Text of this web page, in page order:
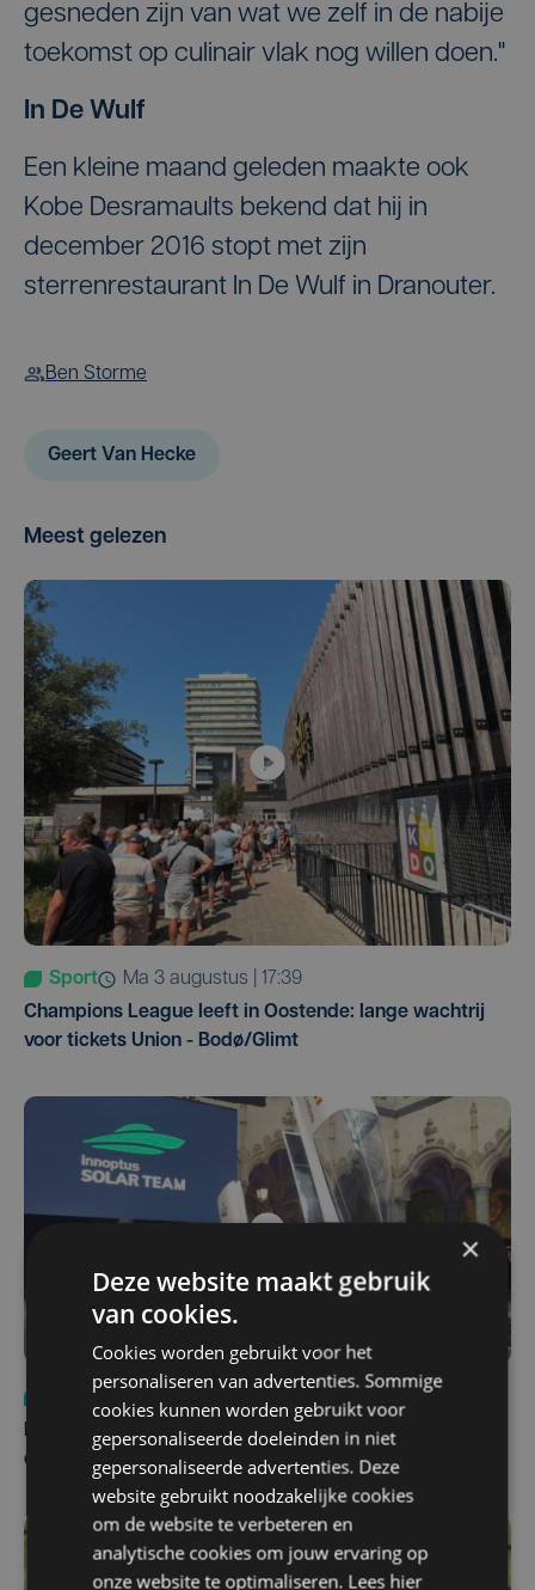
gesneden zijn van wat we zelf in de nabije
toekomst op culinair vlak nog willen doen."
In De Wulf
Een kleine maand geleden maakte ook
Kobe Desramaults bekend dat hij in
december 2016 stopt met zijn
sterrenrestaurant In De Wulf in Dranouter.
Ben Storme
Geert Van Hecke
Meest gelezen
Sport
ma 3 augustus | 17:39
Champions League leeft in Oostende: lange wachtrij
voor tickets Union - Bodø/Glimt
Nieuws
za 1 augustus | 22:36
Belgisch Solar Team met West-Vlamingen wint voor
eerst in VS
×
Deze website maakt gebruik
van cookies.
Cookies worden gebruikt voor het
personaliseren van advertenties. Sommige
cookies kunnen worden gebruikt voor
gepersonaliseerde doeleinden in niet
gepersonaliseerde advertenties. Deze
website gebruikt noodzakelijke cookies
om de website te verbeteren en
analytische cookies om jouw ervaring op
onze website te optimaliseren. Lees hier